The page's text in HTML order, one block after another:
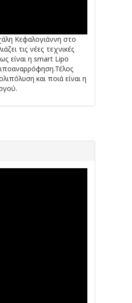
Κεφαλογιάννη στο
τις νέες τεχνικές
είναι η smart Lipo
και ποιά είναι η